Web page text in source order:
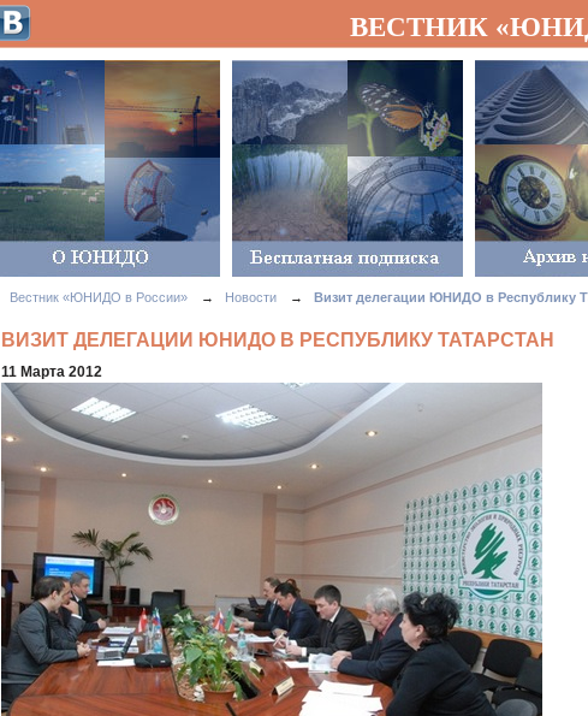
ВЕСТНИК
Вестник «ЮНИДО в России» → Новости → Визит делегации ЮНИДО в Республику
ВИЗИТ ДЕЛЕГАЦИИ ЮНИДО В РЕСПУБЛИКУ ТАТАРСТАН
11 Марта 2012